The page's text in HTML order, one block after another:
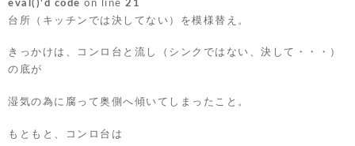
eval()'d code on line 21
台所（キッチンでは決してない）を模様替え。
きっかけは、コンロ台と流し（シンクではない、決して・・・）
の底が
湿気の為に腐って奥側へ傾いてしまったこと。
もともと、コンロ台は